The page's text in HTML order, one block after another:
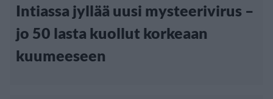
Intiassa jyllää uusi mysteerivirus –
jo 50 lasta kuollut korkeaan
kuumeeseen